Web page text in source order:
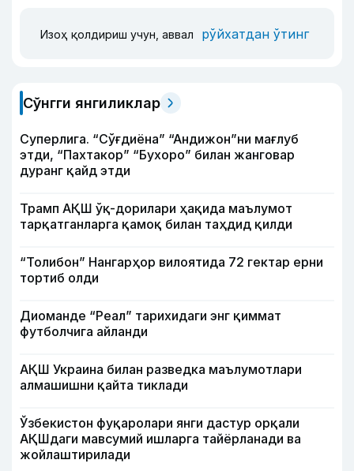
Изоҳ қолдириш учун, аввал рўйхатдан ўтинг
Сўнгги янгиликлар
Суперлига. “Сўғдиёна” “Андижон”ни мағлуб
этди, “Пахтакор” “Бухоро” билан жанговар
дуранг қайд этди
Трамп АҚШ ўқ-дорилари ҳақида маълумот
тарқатганларга қамоқ билан таҳдид қилди
“Толибон” Нангарҳор вилоятида 72 гектар ерни
тортиб олди
Диоманде “Реал” тарихидаги энг қиммат
футболчига айланди
АҚШ Украина билан разведка маълумотлари
алмашишни қайта тиклади
Ўзбекистон фуқаролари янги дастур орқали
АҚШдаги мавсумий ишларга тайёрланади ва
жойлаштирилади